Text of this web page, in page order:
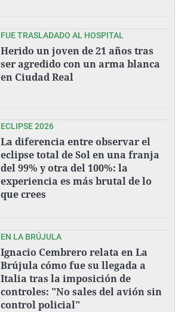
FUE TRASLADADO AL HOSPITAL
Herido un joven de 21 años tras
ser agredido con un arma blanca
en Ciudad Real
ECLIPSE 2026
La diferencia entre observar el
eclipse total de Sol en una franja
del 99% y otra del 100%: la
experiencia es más brutal de lo
que crees
EN LA BRÚJULA
Ignacio Cembrero relata en La
Brújula cómo fue su llegada a
Italia tras la imposición de
controles: "No sales del avión sin
control policial"